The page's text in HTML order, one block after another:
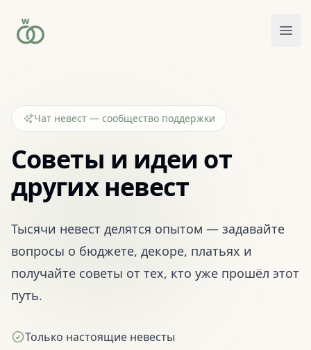
Чат невест — сообщество поддержки
Советы и идеи от
других невест
Тысячи невест делятся опытом — задавайте
вопросы о бюджете, декоре, платьях и
получайте советы от тех, кто уже прошёл этот
путь.
Только настоящие невесты